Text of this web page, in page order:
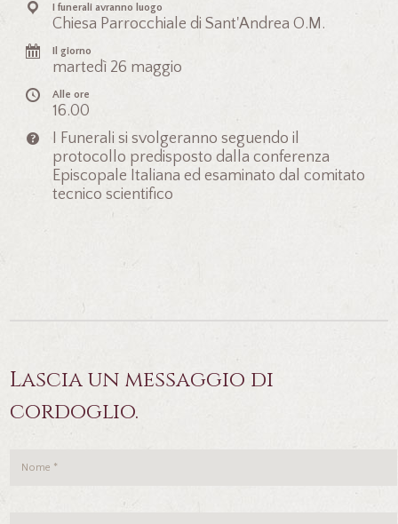
I funerali avranno luogo
Chiesa Parrocchiale di Sant'Andrea O.M.
Il giorno
martedì 26 maggio
Alle ore
16.00
I Funerali si svolgeranno seguendo il
protocollo predisposto dalla conferenza
Episcopale Italiana ed esaminato dal comitato
tecnico scientifico
Lascia un messaggio di
cordoglio.